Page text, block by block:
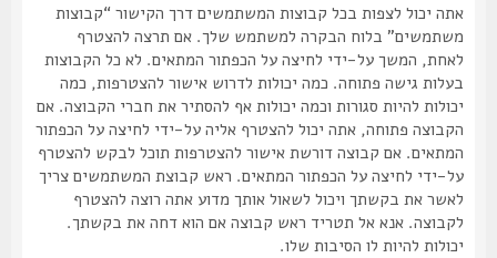
אתה יכול לצפות בכל קבוצות המשתמשים דרך הקישור “קבוצות
משתמשים” בלוח הבקרה למשתמש שלך. אם תרצה להצטרף
לאחת, המשך על-ידי לחיצה על הכפתור המתאים. לא כל הקבוצות
בעלות גישה פתוחה. כמה יכולות לדרוש אישור להצטרפות, כמה
יכולות להיות סגורות וכמה יכולות אף להסתיר את חברי הקבוצה. אם
הקבוצה פתוחה, אתה יכול להצטרף אליה על-ידי לחיצה על הכפתור
המתאים. אם קבוצה דורשת אישור להצטרפות תוכל לבקש להצטרף
על-ידי לחיצה על הכפתור המתאים. ראש קבוצת המשתמשים צריך
לאשר את בקשתך ויכול לשאול אותך מדוע אתה רוצה להצטרף
לקבוצה. אנא אל תטריד ראש קבוצה אם הוא דחה את בקשתך.
יכולות להיות לו הסיבות שלו.